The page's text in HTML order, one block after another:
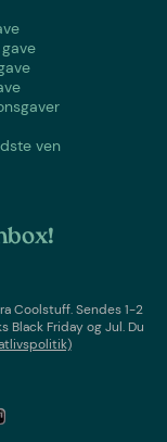
ven
Coolstuff. Sendes 1-2
Black Friday og Jul. Du